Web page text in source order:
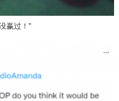
赢过！”